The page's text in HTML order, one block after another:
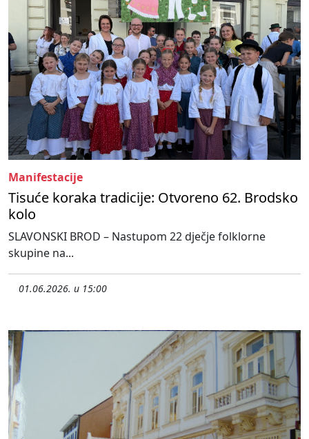
Manifestacije
Tisuće koraka tradicije: Otvoreno 62. Brodsko
kolo
SLAVONSKI BROD – Nastupom 22 dječje folklorne
skupine na...
01.06.2026. u 15:00